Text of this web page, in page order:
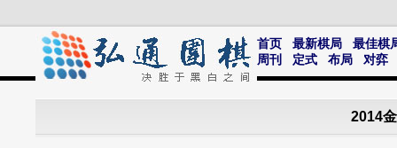
首页 最新棋局
最佳棋
周刊
定式 布局 对弈
2014